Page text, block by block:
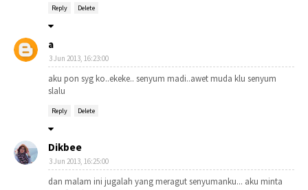
Reply Delete
a
3 Jun 2013, 16:23:00
aku pon syg ko..ekeke.. senyum madi..awet muda klu senyum
slalu
Reply Delete
Dikbee
3 Jun 2013, 16:25:00
dan malam ini jugalah yang meragut senyumanku... aku minta